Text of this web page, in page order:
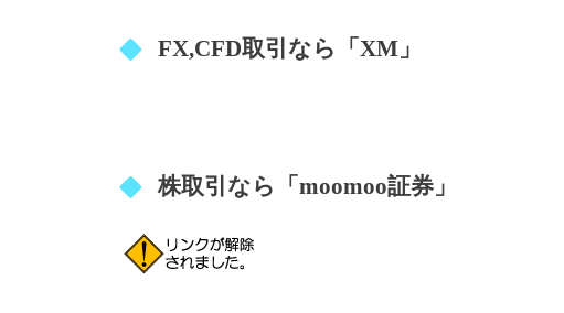
FX,CFD取引なら「XM」
株取引なら「moomoo証券」